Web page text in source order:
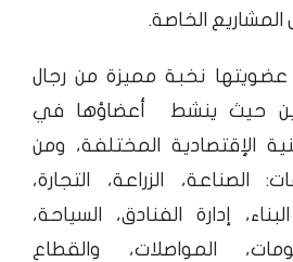
المشاريع الخاصة.
نخبة مميزة من رجال
حيث ينشط أعضاؤها في
الإقتصادية المختلفة، ومن
الصناعة، الزراعة، التجارة،
البناء، إدارة الفنادق، السياحة،
المواصلات، والقطاع